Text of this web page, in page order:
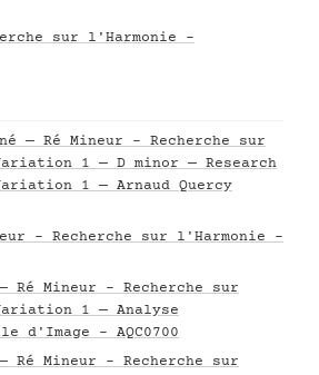
sur l'Harmonie -
— Ré Mineur - Recherche sur
1 — D minor — Research
1 — Arnaud Quercy
- Recherche sur l'Harmonie -
Ré Mineur - Recherche sur
1 — Analyse
d'Image - AQC0700
Ré Mineur - Recherche sur